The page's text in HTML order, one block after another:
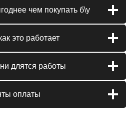
чем покупать б\у
это работает
длятся работы
оплаты